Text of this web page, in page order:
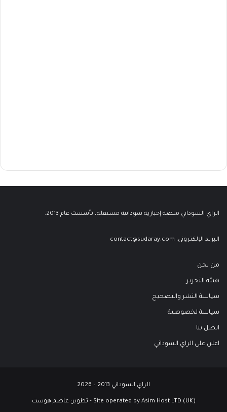
الراي السوداني منصة إخبارية سودانية مستقلة، تأسست عام 2013.
البريد الإلكتروني: contact@sudaray.com
من نحن
هيئة التحرير
سياسة النشر والتصحيح
سياسة لخصوصية
اتصل بنا
اعلن على الراي السوداني
الراي السوداني 2013 – 2026
Site operated by Asim Host LTD (UK) - تطوير: عاصم هوست